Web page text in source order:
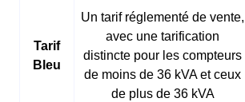
Tarif
Bleu
Un tarif réglementé de vente,
avec une tarification
distincte pour les compteurs
de moins de 36 kVA et ceux
de plus de 36 kVA